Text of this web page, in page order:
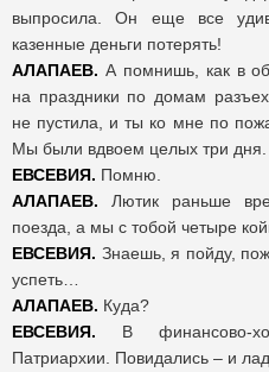
выпросила. Он еще все
казенные деньги потерять!
АЛАПАЕВ. А помнишь, как в
на праздники по домам
не пустила, и ты ко мне по
Мы были вдвоем целых три
ЕВСЕВИЯ. Помню.
АЛАПАЕВ. Лютик раньше
поезда, а мы с тобой четыре
ЕВСЕВИЯ. Знаешь, я пойду,
успеть…
АЛАПАЕВ. Куда?
ЕВСЕВИЯ. В финансово-
Патриархии. Повидались – и